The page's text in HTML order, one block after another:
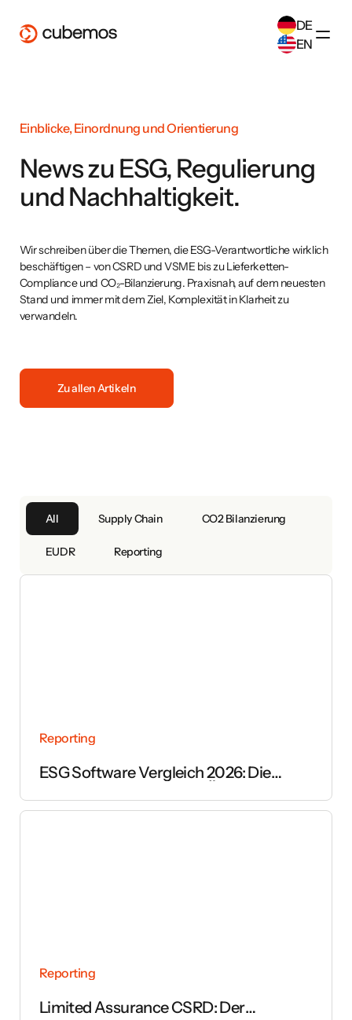
DE
EN
English(EN
Einblicke, Einordnung und Orientierung
News zu ESG, Regulierung
und Nachhaltigkeit.
Wir schreiben über die Themen, die ESG-Verantwortliche wirklich
beschäftigen – von CSRD und VSME bis zu Lieferketten-
Compliance und CO₂-Bilanzierung. Praxisnah, auf dem neuesten
Stand und immer mit dem Ziel, Komplexität in Klarheit zu
verwandeln.
Zu allen Artikeln
All Supply Chain CO2 Bilanzierung
EUDR Reporting
Reporting
ESG Software Vergleich 2026: Die
Reporting
Limited Assurance CSRD: Der